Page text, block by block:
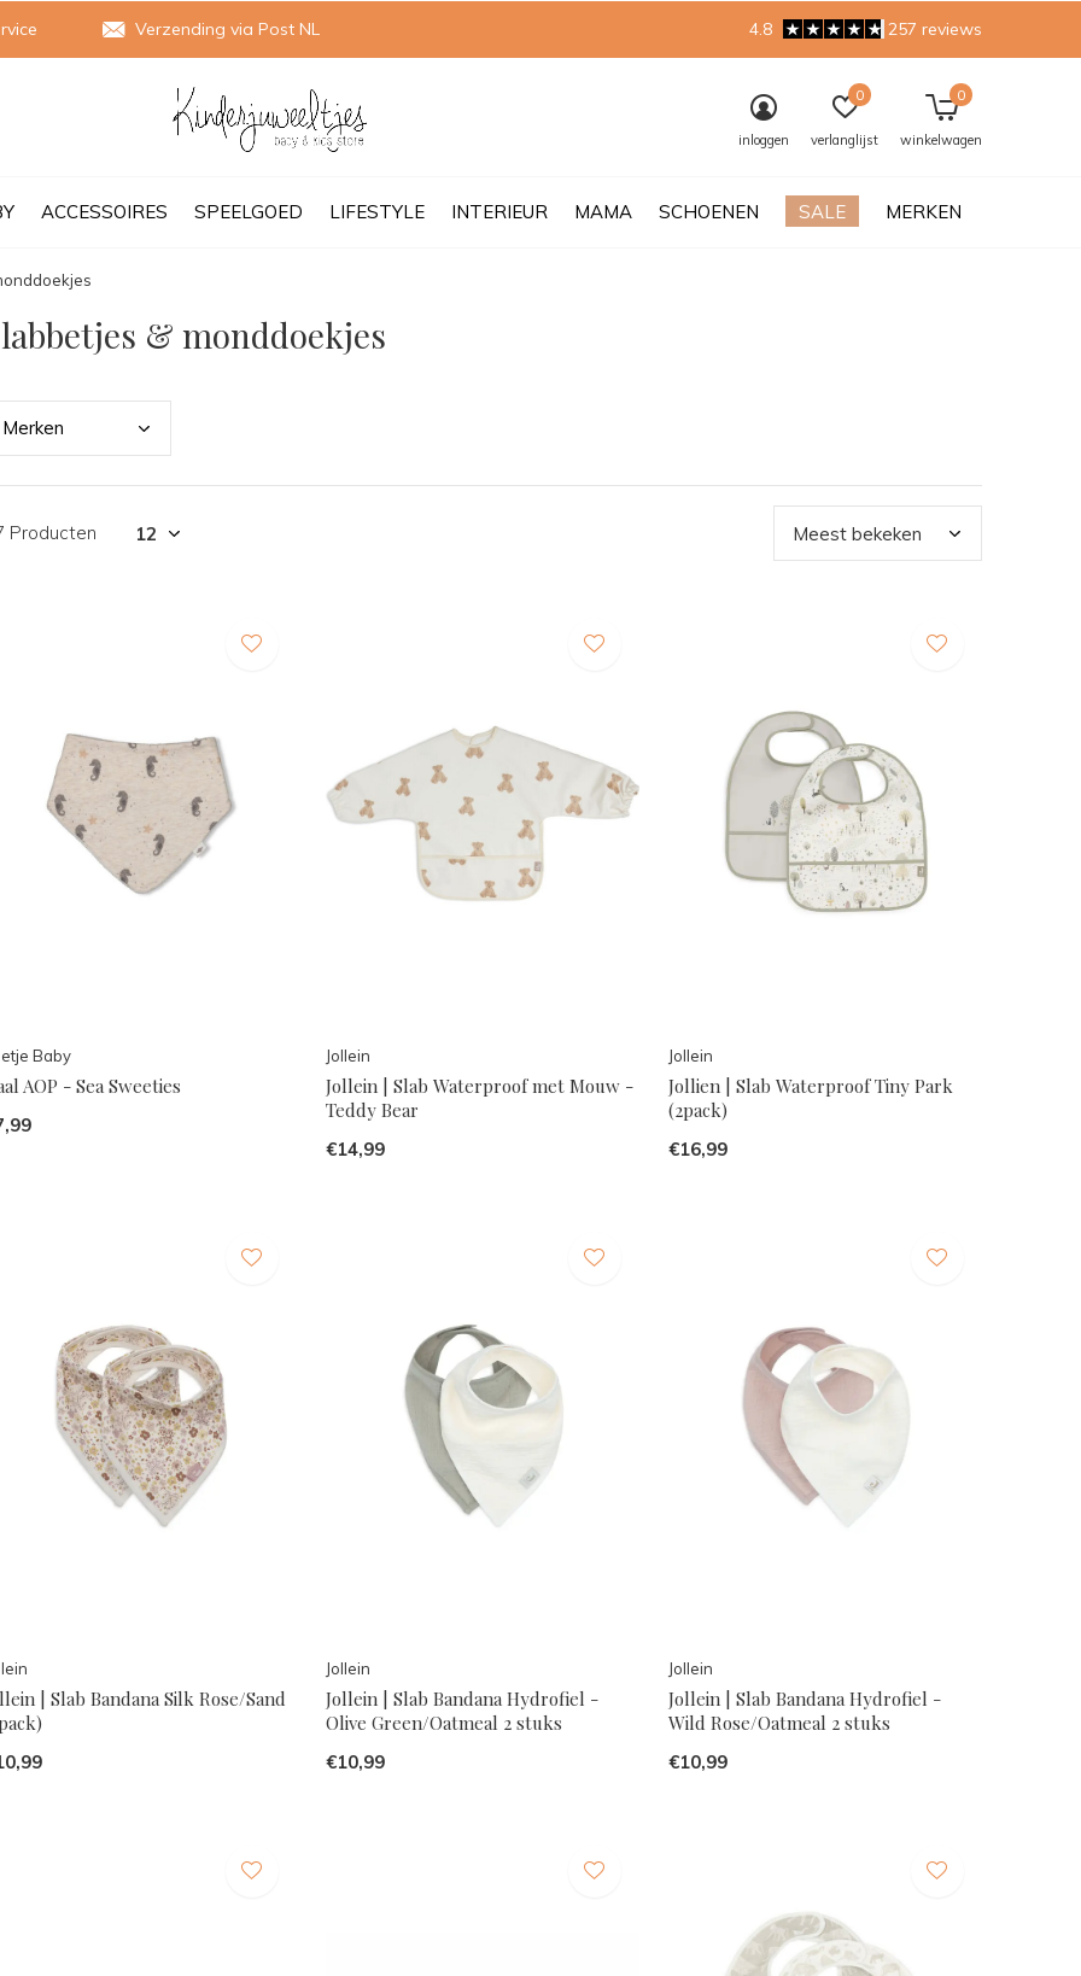
ACCESSOIRES SPEELGOED LIFESTYLE INTERIEUR MAMA SCHOENEN SALE MERKEN
inloggen verlanglijst
0
winkelwagen
0
Verzending via Post NL 4.8 257 reviews
& monddoekjes
Merken
Producten
Baby
AOP - Sea Sweeties
Jollein
Jollein | Slab Waterproof met Mouw -
Teddy Bear
€14,99
Jollein
Jollien | Slab Waterproof Tiny Park
(2pack)
€16,99
| Slab Bandana Silk Rose/Sand
Jollein
Jollein | Slab Bandana Hydrofiel -
Olive Green/Oatmeal 2 stuks
€10,99
Jollein
Jollein | Slab Bandana Hydrofiel -
Wild Rose/Oatmeal 2 stuks
€10,99